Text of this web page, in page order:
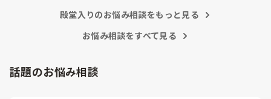
殿堂入りのお悩み相談をもっと見る
お悩み相談をすべて見る
話題のお悩み相談